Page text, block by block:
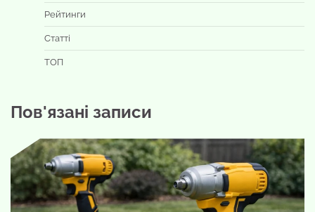
Рейтинги
Статті
ТОП
Пов'язані записи